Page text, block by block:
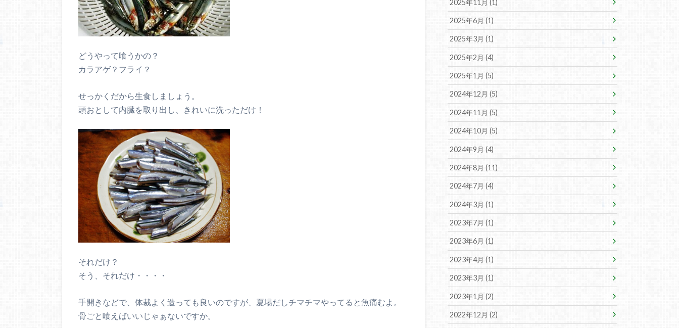
どうやって喰うかの？
カラアゲ？フライ？
せっかくだから生食しましょう。
頭おとして内臓を取り出し、きれいに洗っただけ！
それだけ？
そう、それだけ・・・・
手開きなどで、体裁よく造っても良いのですが、夏場だしチマチマやってると魚痛むよ。
骨ごと喰えばいいじゃぁないですか。
2025年11月 (1)
2025年6月 (1)
2025年3月 (1)
2025年2月 (4)
2025年1月 (5)
2024年12月 (5)
2024年11月 (5)
2024年10月 (5)
2024年9月 (4)
2024年8月 (11)
2024年7月 (4)
2024年3月 (1)
2023年7月 (1)
2023年6月 (1)
2023年4月 (1)
2023年3月 (1)
2023年1月 (2)
2022年12月 (2)